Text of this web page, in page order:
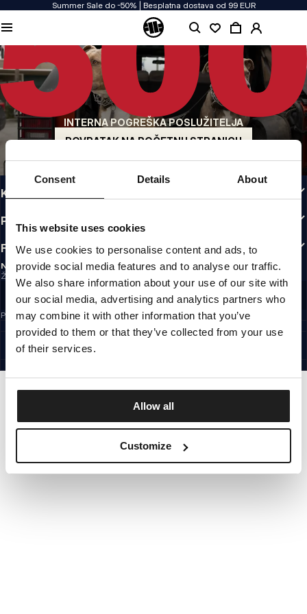
Consent Details About
This website uses cookies
We use cookies to personalise content and ads, to
provide social media features and to analyse our traffic.
We also share information about your use of our site with
our social media, advertising and analytics partners who
may combine it with other information that you’ve
provided to them or that they’ve collected from your use
of their services.
Allow all
Customize
Summer Sale do -50% | Besplatna dostava od 99 EUR
INTERNA POGREŠKA POSLUŽITELJA
POVRATAK NA POČETNU STRANICU
KVALITETA NAM JE PRIORITET
Našu odjeću proizvodimo s predanošću. Ne pristajemo na kompromise kada je
riječ o izdržljivosti, dugotrajnosti materijala i pažnji prema detaljima.
US ORIGIN
Naši korijeni sežu u San Diego s početka 90-ih. Naš stil je grub, autentičan i
beskompromisan.
BREND S KARAKTEROM
Naše kolekcije biraju sportaši, borci i tvrdoglavi individualci.
INFO
KORISNIČKA ZONA
PRAVILNICI
FOLLOW US
NEWSLETTER
Želite li primati informacije o najnovijim promocijama i novostima?
Email address
REGISTRIRAJ SE
Prijavom na newsletter potvrđujete da ste pročitaliPravila privatnosti.
CROATIA
©1997 - 2026 PITBULL SVA PRAVA PRIDRŽANA